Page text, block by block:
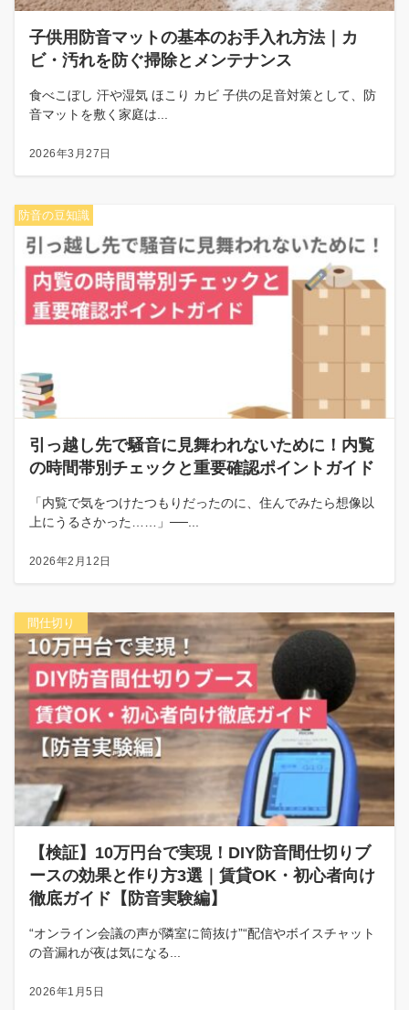
子供用防音マットの基本のお手入れ方法｜カ
ビ・汚れを防ぐ掃除とメンテナンス
食べこぼし 汗や湿気 ほこり カビ 子供の足音対策として、防
音マットを敷く家庭は...
2026年3月27日
防音の豆知識
引っ越し先で騒音に見舞われないために！内覧
の時間帯別チェックと重要確認ポイントガイド
「内覧で気をつけたつもりだったのに、住んでみたら想像以
上にうるさかった……」──...
2026年2月12日
間仕切り
【検証】10万円台で実現！DIY防音間仕切りブ
ースの効果と作り方3選｜賃貸OK・初心者向け
徹底ガイド【防音実験編】
“オンライン会議の声が隣室に筒抜け”“配信やボイスチャット
の音漏れが夜は気になる...
2026年1月5日